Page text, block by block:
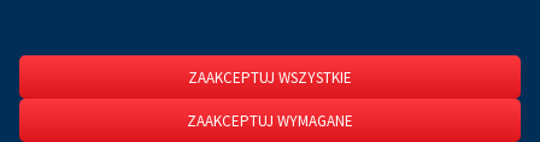
ZAAKCEPTUJ WSZYSTKIE
ZAAKCEPTUJ WYMAGANE